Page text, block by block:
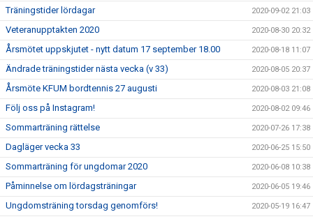
Träningstider lördagar 2020-09-02 21:03
Veteranupptakten 2020 2020-08-30 20:32
Årsmötet uppskjutet - nytt datum 17 september 18.00 2020-08-18 11:07
Ändrade träningstider nästa vecka (v 33) 2020-08-05 20:37
Årsmöte KFUM bordtennis 27 augusti 2020-08-03 21:08
Följ oss på Instagram! 2020-08-02 09:46
Sommarträning rättelse 2020-07-26 17:38
Dagläger vecka 33 2020-06-25 15:50
Sommarträning för ungdomar 2020 2020-06-08 10:38
Påminnelse om lördagsträningar 2020-06-05 19:46
Ungdomsträning torsdag genomförs! 2020-05-19 16:47